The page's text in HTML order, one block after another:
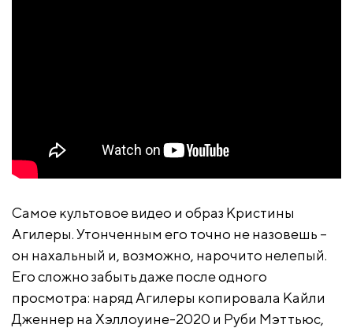
Самое культовое видео и образ Кристины
Агилеры. Утонченным его точно не назовешь –
он нахальный и, возможно, нарочито нелепый.
Его сложно забыть даже после одного
просмотра: наряд Агилеры копировала Кайли
Дженнер на Хэллоуине-2020 и Руби Мэттьюс,